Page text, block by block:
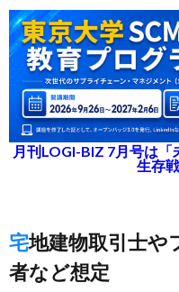
月刊LOGI-BIZ 7月号は
生存
宅地建物取引士やフォークリフト運転技能
者など想定